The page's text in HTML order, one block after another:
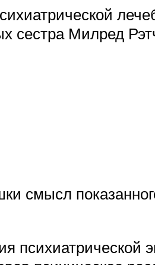
сестра Милред
смысл